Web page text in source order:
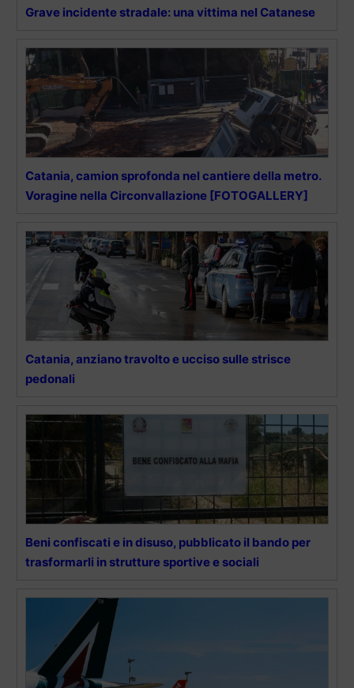
Grave incidente stradale: una vittima nel Catanese
Catania, camion sprofonda nel cantiere della metro.
Voragine nella Circonvallazione [FOTOGALLERY]
Catania, anziano travolto e ucciso sulle strisce
pedonali
Beni confiscati e in disuso, pubblicato il bando per
trasformarli in strutture sportive e sociali